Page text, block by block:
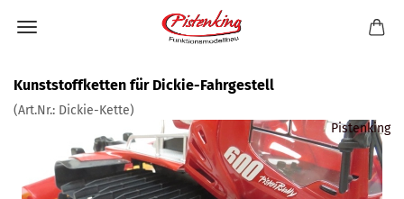
Kunststoffketten für Dickie-Fahrgestell
(Art.Nr.: Dickie-Kette)
Pistenking